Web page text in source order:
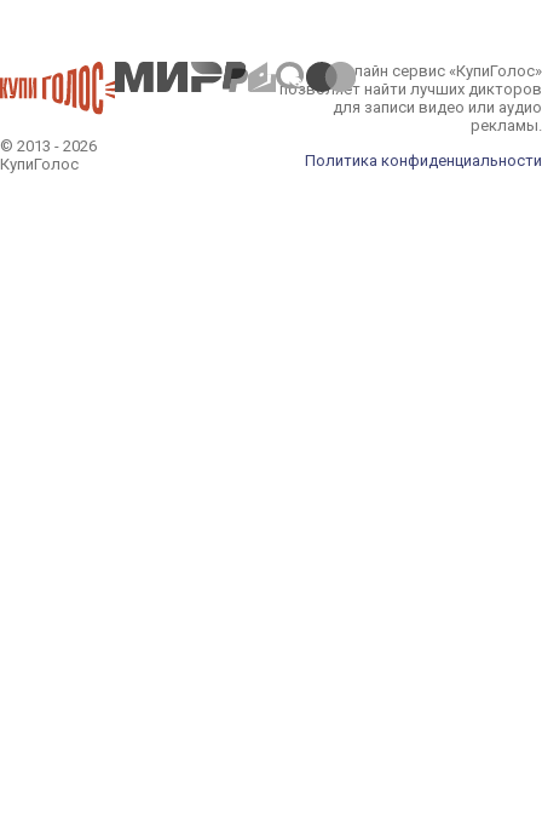
© 2013 - 2026
КупиГолос
Онлайн сервис «КупиГолос»
позволяет найти лучших дикторов
для записи видео или аудио
рекламы.
Политика конфиденциальности